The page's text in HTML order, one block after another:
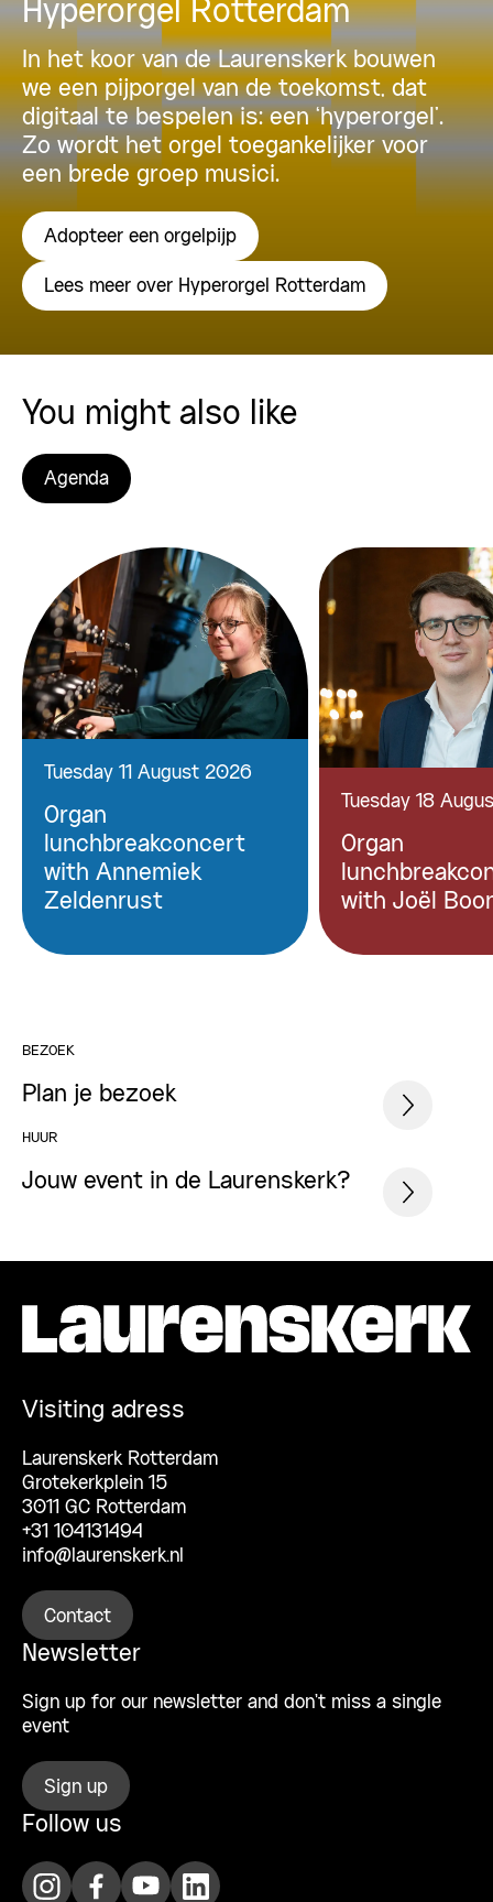
Hyperorgel Rotterdam
In het koor van de Laurenskerk bouwen
we een pijporgel van de toekomst, dat
digitaal te bespelen is: een ‘hyperorgel’.
Zo wordt het orgel toegankelijker voor
een brede groep musici.
Adopteer een orgelpijp
Lees meer over Hyperorgel Rotterdam
You might also like
Agenda
Tuesday 11 August 2026
Organ
lunchbreakconcert
with Annemiek
Zeldenrust
Tuesday 18
Organ
with Joël
BEZOEK
Plan je bezoek
HUUR
Jouw event in de Laurenskerk?
Visiting adress
Laurenskerk Rotterdam
Grotekerkplein 15
3011 GC Rotterdam
+31 104131494
info@laurenskerk.nl
Contact
Newsletter
Sign up for our newsletter and don’t miss a single
event
Sign up
Follow us